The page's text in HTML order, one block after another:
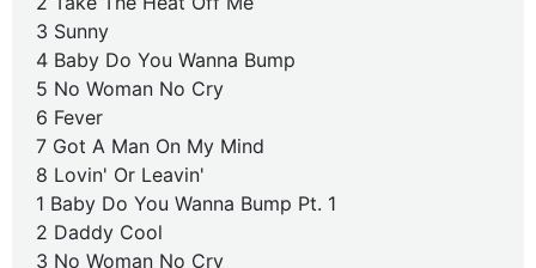
3 Sunny
4 Baby Do You Wanna Bump
5 No Woman No Cry
6 Fever
7 Got A Man On My Mind
8 Lovin' Or Leavin'
1 Baby Do You Wanna Bump Pt. 1
2 Daddy Cool
3 No Woman No Cry